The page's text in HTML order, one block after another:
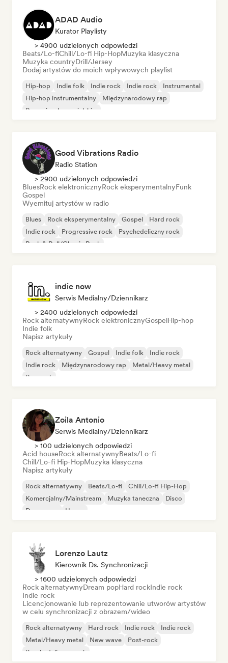
ADAD Audio
Kurator Playlisty
> 4900 udzielonych odpowiedzi
Beats/Lo-fiChill/Lo-fi Hip-HopMuzyka klasyczna
Muzyka countryDrill/Jersey
Dodaj artystów do moich wpływowych playlist
Hip-hop Indie folk Indie rock Indie rock
Instrumental
Hip-hop instrumentalny
Międzynarodowy rap
Rap w języku angielskim
Good Vibrations Radio
Radio Station
> 2900 udzielonych odpowiedzi
BluesRock elektronicznyRock eksperymentalnyFunk
Gospel
Wyemituj artystów w radio
Blues Rock eksperymentalny Gospel
Hard rock
Indie rock
Progressive rock
Psychedeliczny rock
Rock & Roll/Classic Rock
indie now
Serwis Medialny/Dziennikarz
> 2400 udzielonych odpowiedzi
Rock alternatywnyRock elektronicznyGospelHip-hop
Indie folk
Napisz artykuły
Rock alternatywny Gospel Indie folk
Indie rock
Indie rock
Międzynarodowy rap
Metal/Heavy metal
Pop rock
Zoila Antonio
Serwis Medialny/Dziennikarz
> 100 udzielonych odpowiedzi
Acid houseRock alternatywnyBeats/Lo-fi
Chill/Lo-fi Hip-HopMuzyka klasyczna
Napisz artykuły
Rock alternatywny Beats/Lo-fi
Chill/Lo-fi Hip-Hop
Komercjalny/Mainstream
Muzyka taneczna
Disco
Dream pop
House
Lorenzo Lautz
Kierownik Ds. Synchronizacji
> 1600 udzielonych odpowiedzi
Rock alternatywnyDream popHard rockIndie rock
Indie rock
Licencjonowanie lub reprezentowanie utworów artystów
w celu synchronizacji z obrazem/wideo
Rock alternatywny Hard rock Indie rock
Indie rock
Metal/Heavy metal
New wave
Post-rock
Psychedeliczny rock